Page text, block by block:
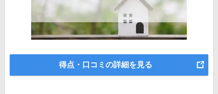
得点・口コミの詳細を見る